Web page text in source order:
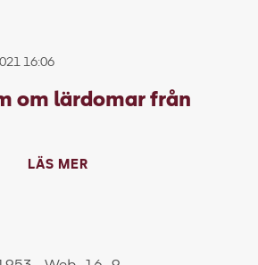
16:06
om lärdomar från
LÄS MER